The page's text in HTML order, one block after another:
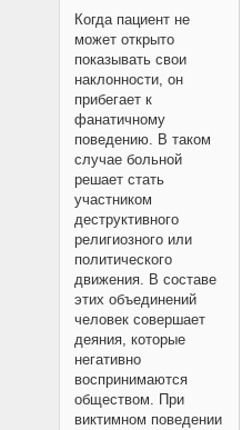
Когда пациент не
может открыто
показывать свои
наклонности, он
прибегает к
фанатичному
поведению. В таком
случае больной
решает стать
участником
деструктивного
религиозного или
политического
движения. В составе
этих объединений
человек совершает
деяния, которые
негативно
воспринимаются
обществом. При
виктимном поведении